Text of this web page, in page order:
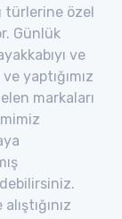
türlerine özel
Günlük
ve
yaptığımız
markaları